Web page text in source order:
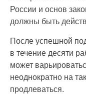
России и основ
должны быть
После успешной
в течение десяти
может
неоднократно на
продлеваться.